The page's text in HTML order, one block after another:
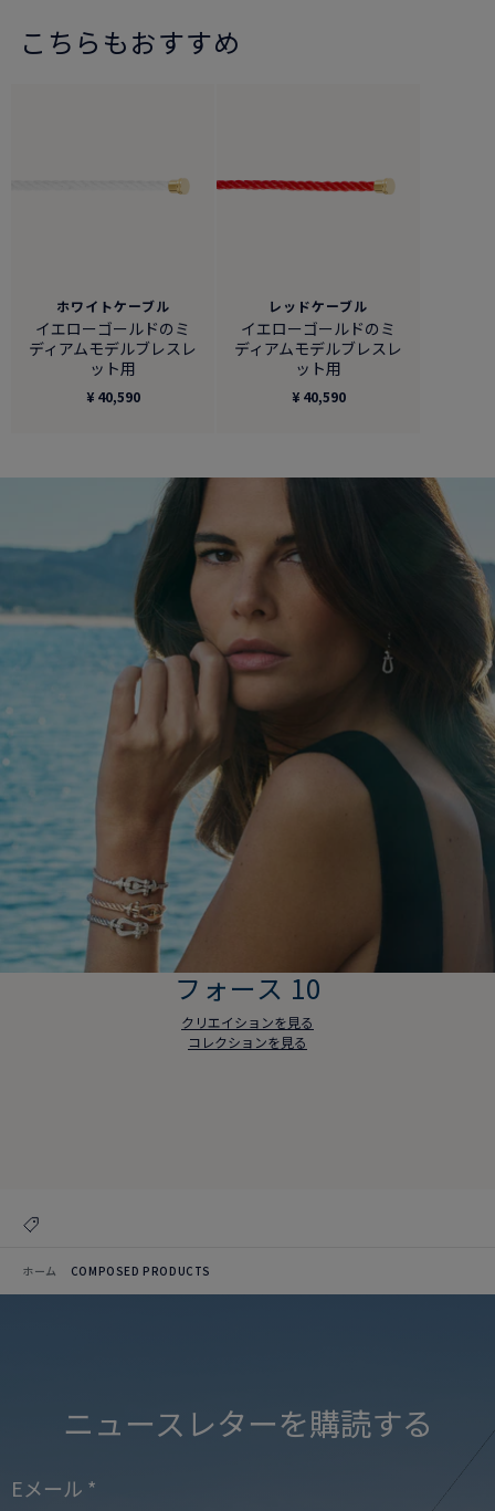
こちらもおすすめ
ホワイトケーブル
イエローゴールドのミ
ディアムモデルブレスレ
ット用
¥ 40,590
レッドケーブル
イエローゴールドのミ
ディアムモデルブレスレ
ット用
¥ 40,590
フォース 10
クリエイションを見る
コレクションを見る
ホーム COMPOSED PRODUCTS
ニュースレターを購読する